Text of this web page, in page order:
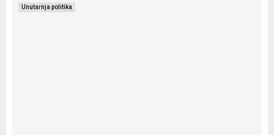
Unutarnja politika